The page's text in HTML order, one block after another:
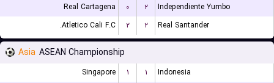
Real Cartagena
۰ ۲
Independiente Yumbo
Atletico Cali F.C.
۲ ۲ Real Santander
Asia ASEAN Championship
Singapore ۱ ۱
Indonesia